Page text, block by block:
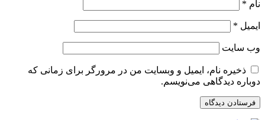
نام *
ایمیل *
وب‌ سایت
ذخیره نام، ایمیل و وبسایت من در مرورگر برای زمانی که
دوباره دیدگاهی می‌نویسم.